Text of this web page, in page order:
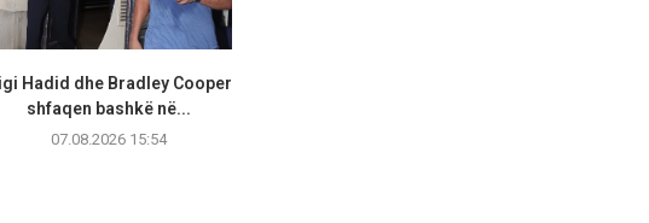
Hadid dhe Bradley Cooper
shfaqen bashkë në...
07.08.2026 15:54